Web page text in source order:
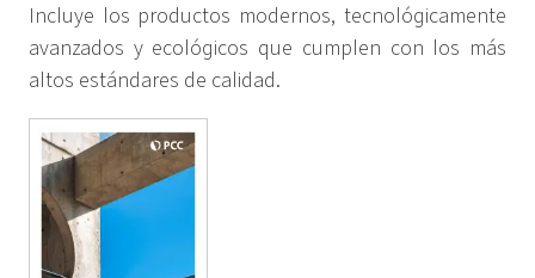
Incluye los productos modernos, tecnológicamente
avanzados y ecológicos que cumplen con los más
altos estándares de calidad.